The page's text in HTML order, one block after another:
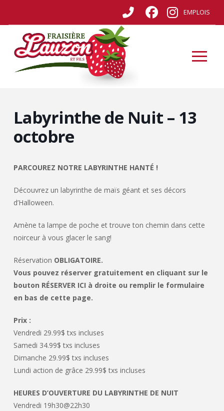
EMPLOIS
Labyrinthe de Nuit – 13
octobre
PARCOUREZ NOTRE LABYRINTHE HANTÉ !
Découvrez un labyrinthe de maïs géant et ses décors
d’Halloween.
Amène ta lampe de poche et trouve ton chemin dans cette
noirceur à vous glacer le sang!
Réservation OBLIGATOIRE.
Vous pouvez réserver gratuitement en cliquant sur le
bouton RÉSERVER ICI à droite ou remplir le formulaire
en bas de cette page.
Prix :
Vendredi 29.99$ txs incluses
Samedi 34.99$ txs incluses
Dimanche 29.99$ txs incluses
Lundi action de grâce 29.99$ txs incluses
HEURES D’OUVERTURE DU LABYRINTHE DE NUIT
Vendredi 19h30@22h30